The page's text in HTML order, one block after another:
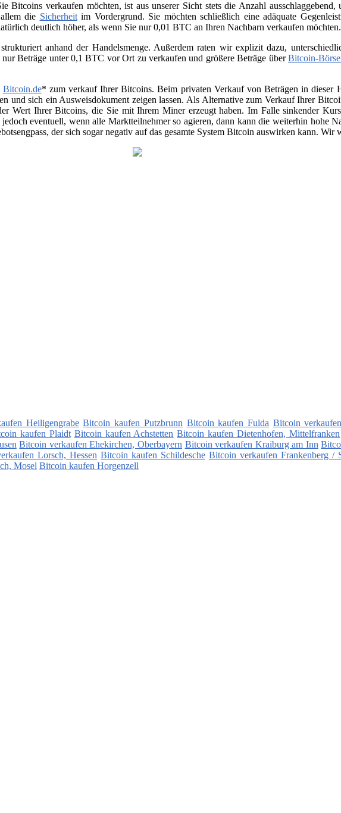
Bitcoins verkaufen möchten, ist aus unserer Sicht stets die Anzahl
die Sicherheitim Vordergrund. Sie möchten schließlich eine adäquate
deutlich höher, als wenn Sie nur 0,01 BTC an Ihren Nachbarn verkaufen möchten.
anhand der Handelsmenge. Außerdem raten wir explizit dazu,
Beträge unter 0,1 BTC vor Ort zu verkaufen und größere Beträge überBitcoin-
Bitcoin.de* zum verkauf Ihrer Bitcoins. Beim privaten Verkauf von Beträgen in dieser
und sich ein Ausweisdokument zeigen lassen. Als Alternative zum Verkauf Ihrer
Wert Ihrer Bitcoins, die Sie mit Ihrem Miner erzeugt haben. Im Falle sinkender
eventuell, wenn alle Marktteilnehmer so agieren, dann kann die weiterhin hohe
der sich sogar negativ auf das gesamte System Bitcoin auswirken kann.
Heiligengrabe Bitcoin kaufen Putzbrunn Bitcoin kaufen Fulda Bitcoin
kaufen Plaidt Bitcoin kaufen Achstetten Bitcoin kaufen Dietenhofen, Mittelfranken
Bitcoin verkaufen Ehekirchen, Oberbayern Bitcoin verkaufen Kraiburg am Inn
Lorsch, Hessen Bitcoin kaufen Schildesche Bitcoin verkaufen Frankenberg /
Mosel Bitcoin kaufen Horgenzell